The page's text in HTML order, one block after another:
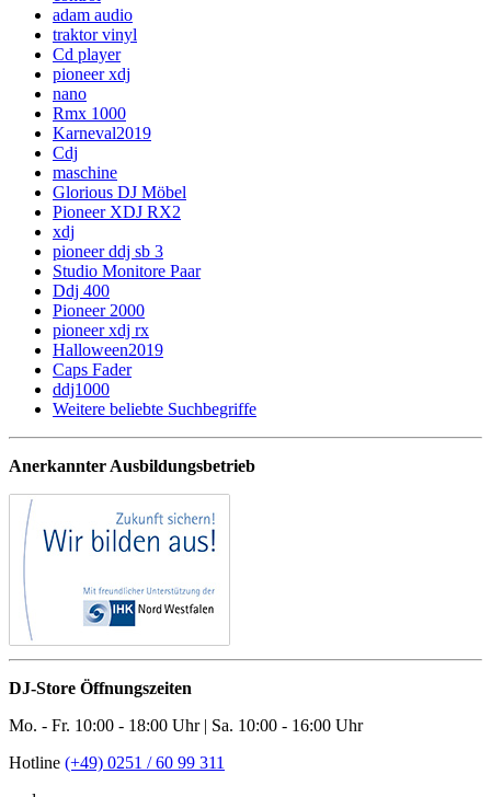
adam audio
traktor vinyl
Cd player
pioneer xdj
nano
Rmx 1000
Karneval2019
Cdj
maschine
Glorious DJ Möbel
Pioneer XDJ RX2
xdj
pioneer ddj sb 3
Studio Monitore Paar
Ddj 400
Pioneer 2000
pioneer xdj rx
Halloween2019
Caps Fader
ddj1000
Weitere beliebte Suchbegriffe
Anerkannter Ausbildungsbetrieb
DJ-Store Öffnungszeiten
Mo. - Fr. 10:00 - 18:00 Uhr | Sa. 10:00 - 16:00 Uhr
Hotline (+49) 0251 / 60 99 311